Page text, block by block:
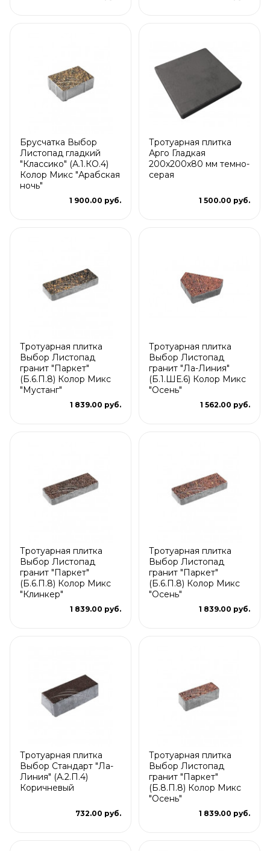
Брусчатка Выбор
Листопад гладкий
"Классико" (А.1.КО.4)
Колор Микс "Арабская
ночь"
1 900.00 руб.
Тротуарная плитка
Арго Гладкая
200x200x80 мм темно-
серая
1 500.00 руб.
Тротуарная плитка
Выбор Листопад
гранит "Паркет"
(Б.6.П.8) Колор Микс
"Мустанг"
1 839.00 руб.
Тротуарная плитка
Выбор Листопад
гранит "Ла-Линия"
(Б.1.ШЕ.6) Колор Микс
"Осень"
1 562.00 руб.
Тротуарная плитка
Выбор Листопад
гранит "Паркет"
(Б.6.П.8) Колор Микс
"Клинкер"
1 839.00 руб.
Тротуарная плитка
Выбор Листопад
гранит "Паркет"
(Б.6.П.8) Колор Микс
"Осень"
1 839.00 руб.
Тротуарная плитка
Выбор Стандарт "Ла-
Линия" (А.2.П.4)
Коричневый
732.00 руб.
Тротуарная плитка
Выбор Листопад
гранит "Паркет"
(Б.8.П.8) Колор Микс
"Осень"
1 839.00 руб.